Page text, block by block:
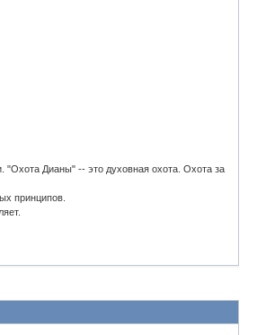
"Охота Дианы" -- это духовная охота. Охота за
принципов.